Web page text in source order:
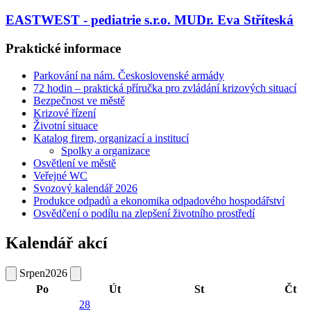
EASTWEST - pediatrie s.r.o. MUDr. Eva Stříteská
Praktické informace
Parkování na nám. Československé armády
72 hodin – praktická příručka pro zvládání krizových situací
Bezpečnost ve městě
Krizové řízení
Životní situace
Katalog firem, organizací a institucí
Spolky a organizace
Osvětlení ve městě
Veřejné WC
Svozový kalendář 2026
Produkce odpadů a ekonomika odpadového hospodářství
Osvědčení o podílu na zlepšení životního prostředí
Kalendář akcí
Srpen2026
Po
Út St
Čt
28